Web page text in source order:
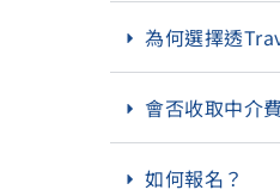
為何選擇透
會否收取中介
如何報名？